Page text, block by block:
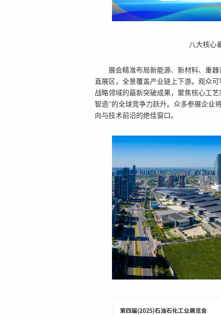
八大核心
展会精准布局新能源、新材料、重
直展区，全景覆盖产业链上下游。观众
战略领域的最新突破成果，聚焦核心工
智造”的全球竞争力跃升。众多参展企业
向与技术前沿的绝佳窗口。